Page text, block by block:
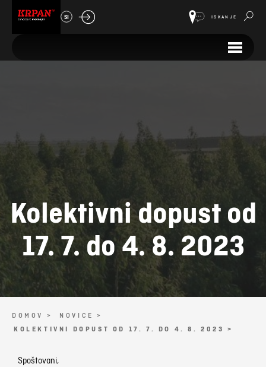
SI ISKANJE
Kolektivni dopust od
17. 7. do 4. 8. 2023
DOMOV >
NOVICE >
KOLEKTIVNI DOPUST OD 17. 7. DO 4. 8. 2023 >
Spoštovani,